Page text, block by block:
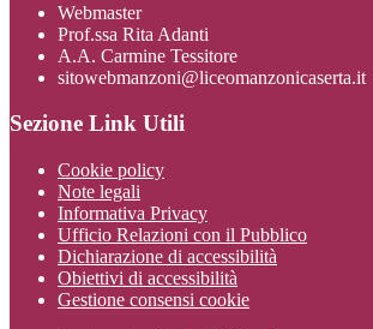
Webmaster
Prof.ssa Rita Adanti
A.A. Carmine Tessitore
sitowebmanzoni@liceomanzonicaserta.it
Sezione Link Utili
Cookie policy
Note legali
Informativa Privacy
Ufficio Relazioni con il Pubblico
Dichiarazione di accessibilità
Obiettivi di accessibilità
Gestione consensi cookie